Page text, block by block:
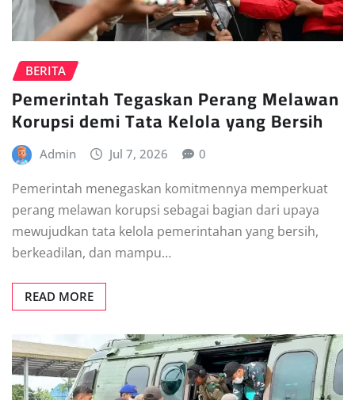
BERITA
Pemerintah Tegaskan Perang Melawan
Korupsi demi Tata Kelola yang Bersih
Admin Jul 7, 2026 0
Pemerintah menegaskan komitmennya memperkuat
perang melawan korupsi sebagai bagian dari upaya
mewujudkan tata kelola pemerintahan yang bersih,
berkeadilan, dan mampu…
READ MORE